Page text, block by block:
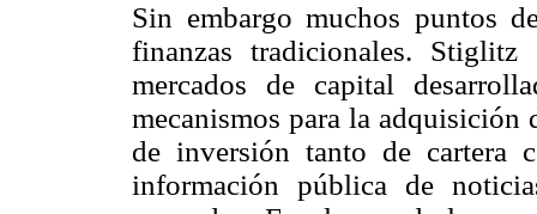
Sin embargo muchos puntos
finanzas tradicionales.
mercados de capital
mecanismos para la adquisición
de inversión tanto de cartera
información pública de